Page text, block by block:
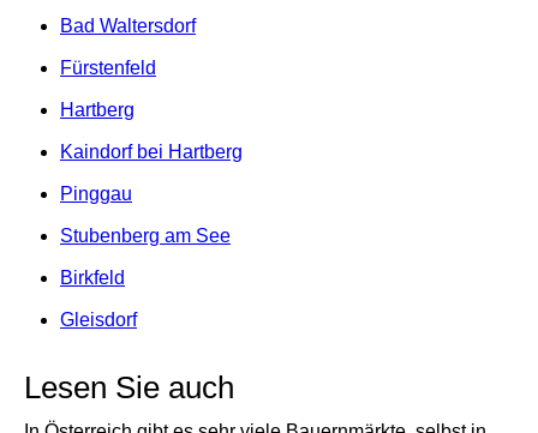
Bad Waltersdorf
Fürstenfeld
Hartberg
Kaindorf bei Hartberg
Pinggau
Stubenberg am See
Birkfeld
Gleisdorf
Lesen Sie auch